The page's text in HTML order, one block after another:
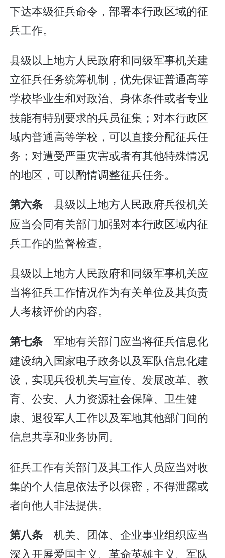
下达本级征兵命令，部署本行政区域的征
兵工作。
县级以上地方人民政府和同级军事机关建
立征兵任务统筹机制，优先保证普通高等
学校毕业生和对政治、身体条件或者专业
技能有特别要求的兵员征集；对本行政区
域内普通高等学校，可以直接分配征兵任
务；对遭受严重灾害或者有其他特殊情况
的地区，可以酌情调整征兵任务。
第六条 县级以上地方人民政府兵役机关
应当会同有关部门加强对本行政区域内征
兵工作的监督检查。
县级以上地方人民政府和同级军事机关应
当将征兵工作情况作为有关单位及其负责
人考核评价的内容。
第七条 军地有关部门应当将征兵信息化
建设纳入国家电子政务以及军队信息化建
设，实现兵役机关与宣传、发展改革、教
育、公安、人力资源社会保障、卫生健
康、退役军人工作以及军地其他部门间的
信息共享和业务协同。
征兵工作有关部门及其工作人员应当对收
集的个人信息依法予以保密，不得泄露或
者向他人非法提供。
第八条 机关、团体、企业事业组织应当
深入开展爱国主义、革命英雄主义、军队